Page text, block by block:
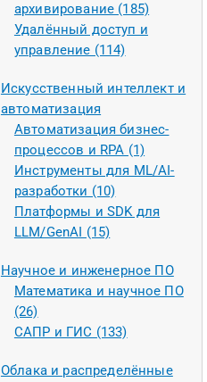
архивирование (185)
Удалённый доступ и
управление (114)
Искусственный интеллект и
автоматизация
Автоматизация бизнес-
процессов и RPA (1)
Инструменты для ML/AI-
разработки (10)
Платформы и SDK для
LLM/GenAI (15)
Научное и инженерное ПО
Математика и научное ПО
(26)
САПР и ГИС (133)
Облака и распределённые